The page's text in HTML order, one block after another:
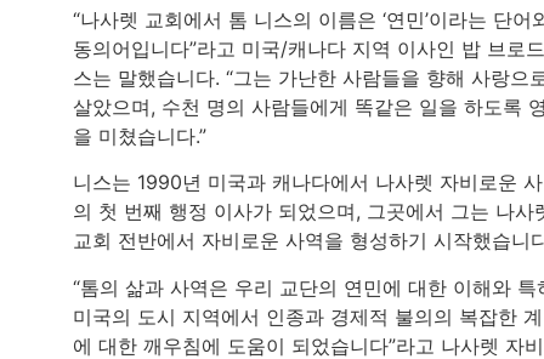
“나사렛 교회에서 톰 니스의 이름은 ‘연민’이라는 단어
동의어입니다”라고 미국/캐나다 지역 이사인 밥 브로
스는 말했습니다. “그는 가난한 사람들을 향해 사랑으
살았으며, 수천 명의 사람들에게 똑같은 일을 하도록
을 미쳤습니다.”
니스는 1990년 미국과 캐나다에서 나사렛 자비로운
의 첫 번째 행정 이사가 되었으며, 그곳에서 그는 나사
교회 전반에서 자비로운 사역을 형성하기 시작했습니
“톰의 삶과 사역은 우리 교단의 연민에 대한 이해와 특
미국의 도시 지역에서 인종과 경제적 불의의 복잡한
에 대한 깨우침에 도움이 되었습니다”라고 나사렛 자